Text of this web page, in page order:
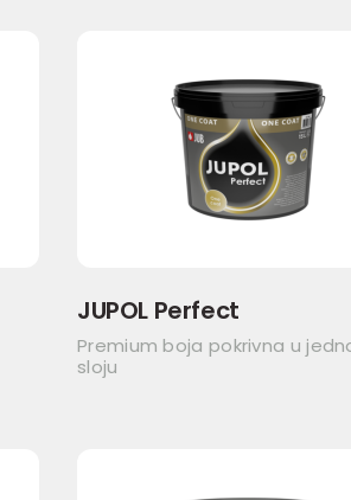
JUPOL Perfect
Premium boja pokrivna u
sloju